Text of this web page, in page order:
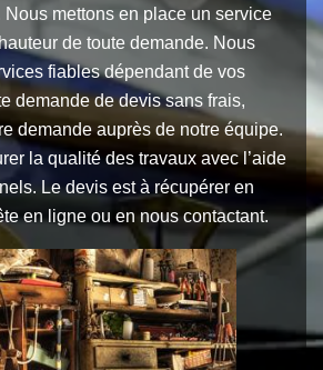
mettons en place un service
de toute demande. Nous
fiables dépendant de vos
demande de devis sans frais,
demande auprès de notre équipe.
la qualité des travaux avec l’aide
Le devis est à récupérer en
en ligne ou en nous contactant.